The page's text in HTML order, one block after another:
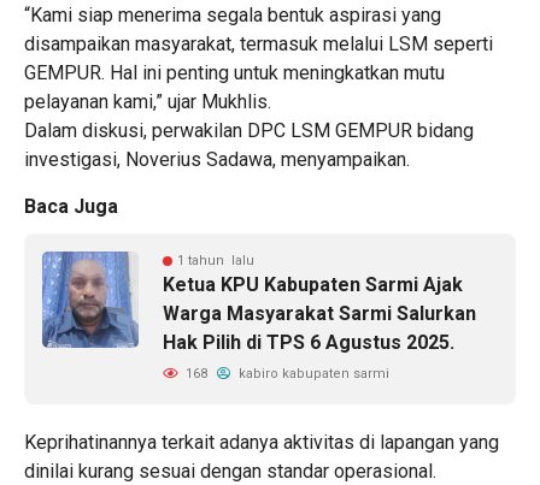
“Kami siap menerima segala bentuk aspirasi yang
disampaikan masyarakat, termasuk melalui LSM seperti
GEMPUR. Hal ini penting untuk meningkatkan mutu
pelayanan kami,” ujar Mukhlis.
Dalam diskusi, perwakilan DPC LSM GEMPUR bidang
investigasi, Noverius Sadawa, menyampaikan.
Baca Juga
1 tahun lalu
Ketua KPU Kabupaten Sarmi Ajak
Warga Masyarakat Sarmi Salurkan
Hak Pilih di TPS 6 Agustus 2025.
168 kabiro kabupaten sarmi
Keprihatinannya terkait adanya aktivitas di lapangan yang
dinilai kurang sesuai dengan standar operasional.